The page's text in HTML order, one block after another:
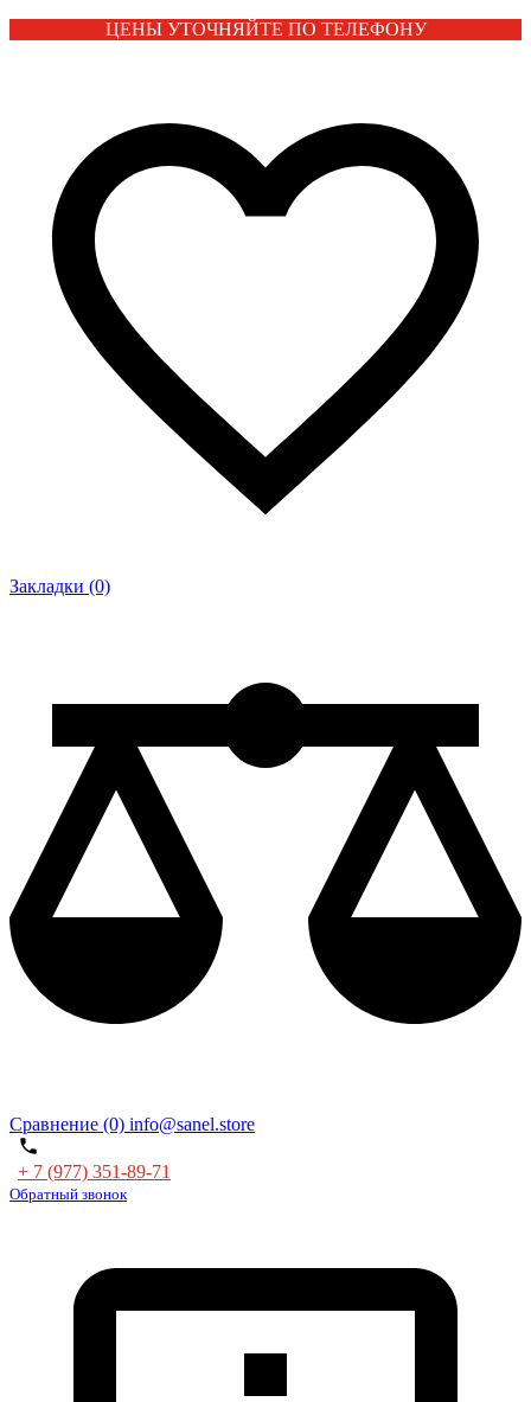
ЦЕНЫ УТОЧНЯЙТЕ ПО ТЕЛЕФОНУ
Закладки (0)
Сравнение (0) info@sanel.store
+ 7 (977) 351-89-71
Обратный звонок